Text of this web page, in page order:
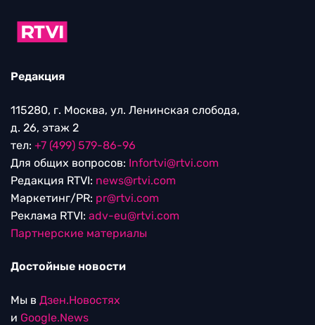
Редакция
115280, г. Москва, ул. Ленинская слобода,
д. 26, этаж 2
тел: +7 (499) 579-86-96
Для общих вопросов: Infortvi@rtvi.com
Редакция RTVI: news@rtvi.com
Маркетинг/PR: pr@rtvi.com
Реклама RTVI: adv-eu@rtvi.com
Партнерские материалы
Достойные новости
Мы в Дзен.Новостях
и Google.News